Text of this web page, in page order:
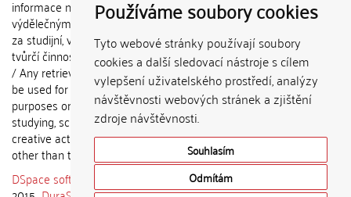
Používáme soubory cookies
Tyto webové stránky používají soubory
cookies a další sledovací nástroje s cílem
vylepšení uživatelského prostředí, analýzy
návštěvnosti webových stránek a zjištění
zdroje návštěvnosti.
Souhlasím
Odmítám
informace nemohou být použity k
výdělečným účelům nebo vydávány
za studijní, vědeckou nebo jinou
tvůrčí činnost jiné osoby než autora.
/ Any retrieved information shall not
be used for any commercial
purposes or claimed as results of
studying, scientific or any other
creative activities of any person
other than the author.
DSpace software
copyright © 2002-